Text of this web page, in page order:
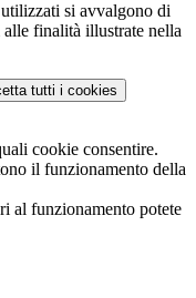
si avvalgono di
finalità illustrate nella
tutti i cookies
cookie consentire.
il funzionamento della
al funzionamento potete